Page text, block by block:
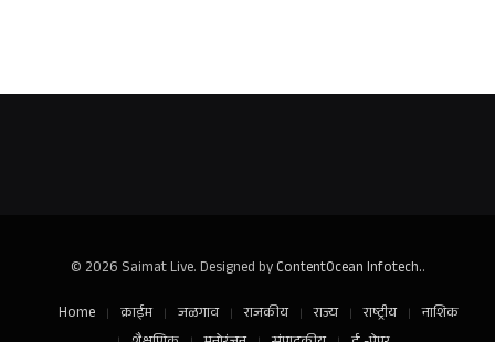
© 2026 Saimat Live. Designed byContentOcean Infotech..
Home
क्राईम जळगाव राजकीय राज्य राष्ट्रीय
नाशिक